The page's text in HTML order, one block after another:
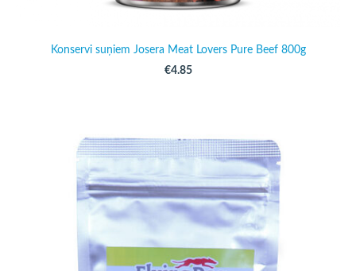
Konservi suņiem Josera Meat Lovers Pure Beef 800g
€4.85